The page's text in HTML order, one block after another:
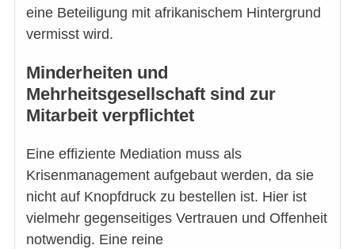
eine Beteiligung mit afrikanischem Hintergrund
vermisst wird.
Minderheiten und
Mehrheitsgesellschaft sind zur
Mitarbeit verpflichtet
Eine effiziente Mediation muss als
Krisenmanagement aufgebaut werden, da sie
nicht auf Knopfdruck zu bestellen ist. Hier ist
vielmehr gegenseitiges Vertrauen und Offenheit
notwendig. Eine reine